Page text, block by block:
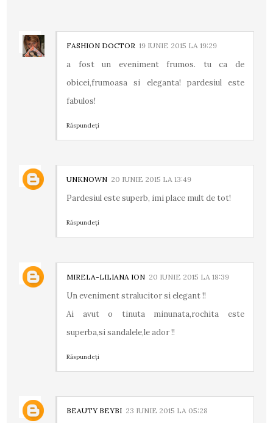
FASHION DOCTOR 19 IUNIE 2015 LA 19:29
a fost un eveniment frumos. tu ca de
obicei,frumoasa si eleganta! pardesiul este
fabulos!
Răspundeți
UNKNOWN 20 IUNIE 2015 LA 13:49
Pardesiul este superb, imi place mult de tot!
Răspundeți
MIRELA-LILIANA ION 20 IUNIE 2015 LA 18:39
Un eveniment stralucitor si elegant !!
Ai avut o tinuta minunata,rochita este
superba,si sandalele,le ador !!
Răspundeți
BEAUTY BEYBI 23 IUNIE 2015 LA 05:28